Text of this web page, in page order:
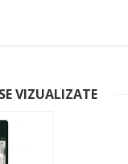
VIZUALIZATE